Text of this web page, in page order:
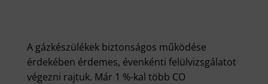
A gázkészülékek biztonságos működése
érdekében érdemes, évenkénti felülvizsgálatot
végezni rajtuk. Már 1 %-kal több CO